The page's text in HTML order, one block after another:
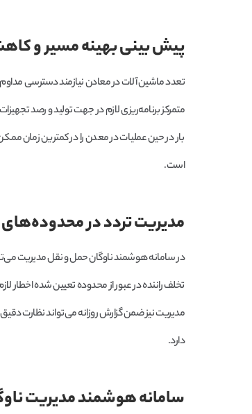
پیش بینی بهینه مسیر و
تعدد ماشین آلات در معادن نیازمند دسترسی مداوم
متمرکز برنامه‌ریزی لازم در جهت تولید و رصد
بار در حین عملیات در معدن را در کمترین زمان
است.
مدیریت تردد در محدوده‌های
در سامانه هوشمند ناوگان حمل و نقل مدیریت
تخلف راننده در عبور از محدوده تعیین شده اخطار
مدیریت نیز ضمن گزارش روزانه می‌تواند نظارت
دارد.
سامانه هوشمند مدیریت